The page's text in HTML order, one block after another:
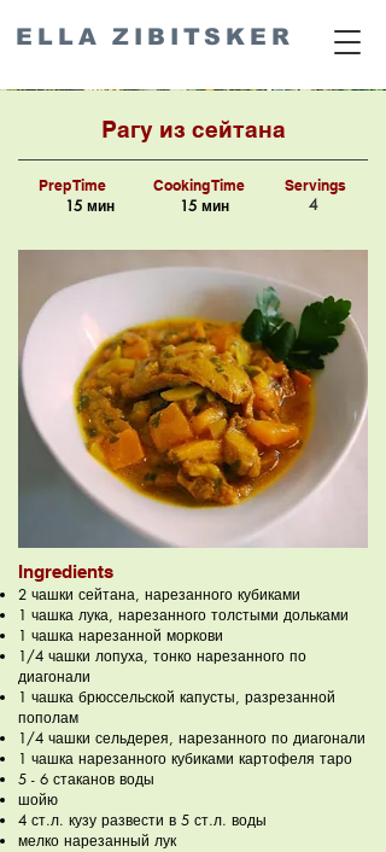
ELLA ZIBITSKER
Рагу из сейтана
Prep Time
15 мин
Cooking Time
15 мин
Servings
4
Ingredients
2 чашки сейтана, нарезанного кубиками
1 чашка лука, нарезанного толстыми дольками
1 чашка нарезанной моркови
1/4 чашки лопуха, тонко нарезанного по
диагонали
1 чашка брюссельской капусты, разрезанной
пополам
1/4 чашки сельдерея, нарезанного по диагонали
1 чашка нарезанного кубиками картофеля таро
5 - 6 стаканов воды
шойю
4 ст.л. кузу развести в 5 ст.л. воды
мелко нарезанный лук